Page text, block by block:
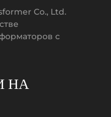
Co., Ltd.
с
НА